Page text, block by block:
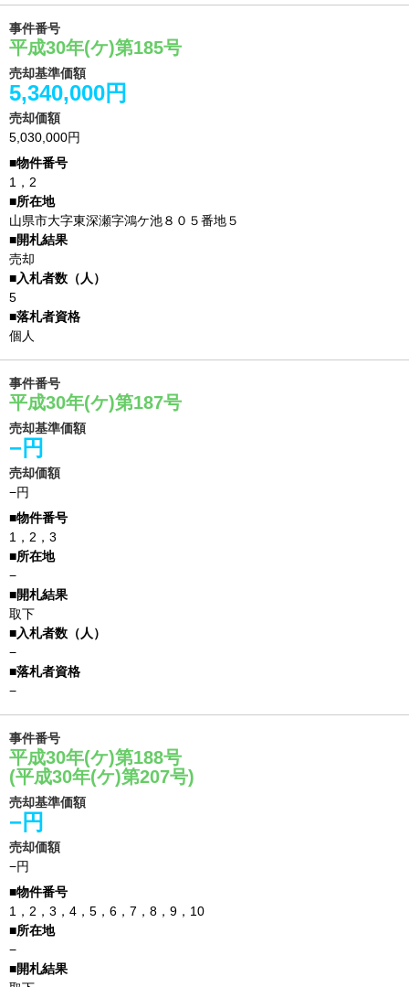
事件番号
平成30年(ケ)第185号
売却基準価額
5,340,000円
売却価額
5,030,000円
1，2
山県市大字東深瀬字鴻ケ池８０５番地５
売却
5
個人
事件番号
平成30年(ケ)第187号
売却基準価額
−円
売却価額
−円
1，2，3
−
取下
−
−
事件番号
平成30年(ケ)第188号
(平成30年(ケ)第207号)
売却基準価額
−円
売却価額
−円
1，2，3，4，5，6，7，8，9，10
−